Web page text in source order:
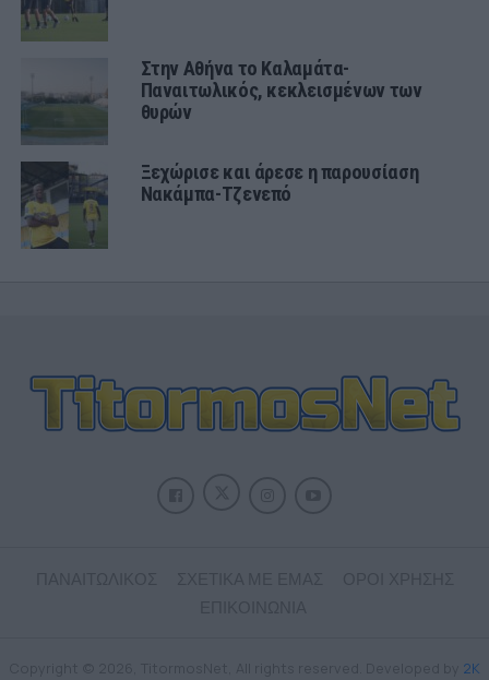
Στην Αθήνα το Καλαμάτα-
Παναιτωλικός, κεκλεισμένων των
θυρών
Ξεχώρισε και άρεσε η παρουσίαση
Νακάμπα-Τζενεπό
2K